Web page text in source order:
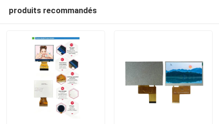
produits recommandés